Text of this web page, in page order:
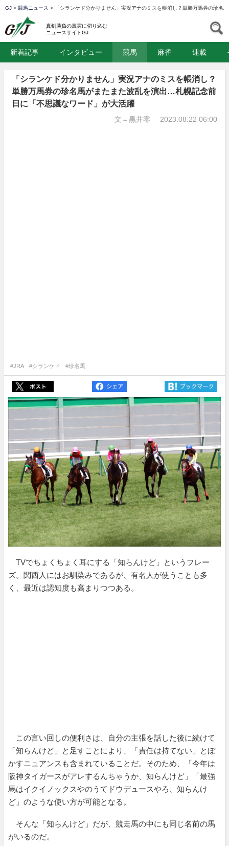
GJ > 競馬ニュース > 「シランケド分かりません」実況アナのミスを帳消し？単勝万馬券の珍
真剣勝負の真実に切り込む
ニュースサイトGJ
新着記事 インタビュー 競馬 麻雀 連載
「シランケド分かりません」実況アナのミスを帳消し？
単勝万馬券の珍名馬がまたまた波乱を演出…札幌記念前
日に「不思議なワード」が大活躍
文＝黒井零 2023.08.22 06:00
#JRA #シランケド #珍名馬
TVでちょくちょく耳にする「知らんけど」というフレー
ズ。関西人にはお馴染みであるが、有名人が使うことも多
く、最近は認知度も高まりつつある。
この言い回しの便利さは、自分の主張を話した後に続けて
「知らんけど」と足すことにより、「責任は持てない」とぼ
かすニュアンスも含まれていることだ。そのため、「今年は
阪神タイガースがアレするんちゃうか、知らんけど」「最強
馬はイクイノックスやのうてドウデュースやろ、知らんけ
ど」のような使い方が可能となる。
そんな「知らんけど」だが、競走馬の中にも同じ名前の馬
がいるのだ。